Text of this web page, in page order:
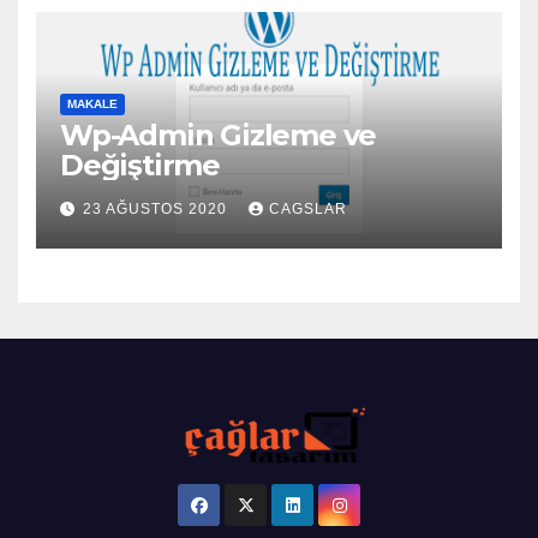
MAKALE
Wp-Admin Gizleme ve
Değiştirme
23 AĞUSTOS 2020 CAGSLAR